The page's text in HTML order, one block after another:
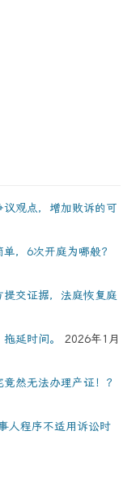
观点，增加败诉的可
，6次开庭为哪般？
交证据，法庭恢复庭
延时间。
2026年1月
然无法办理产证！？
人程序不适用诉讼时